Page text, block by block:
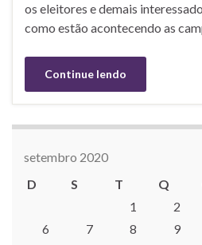
os eleitores e demais
como estão acontecendo as
Continue lendo
setembro 2020
D
S T Q
1
2
6
7 8 9